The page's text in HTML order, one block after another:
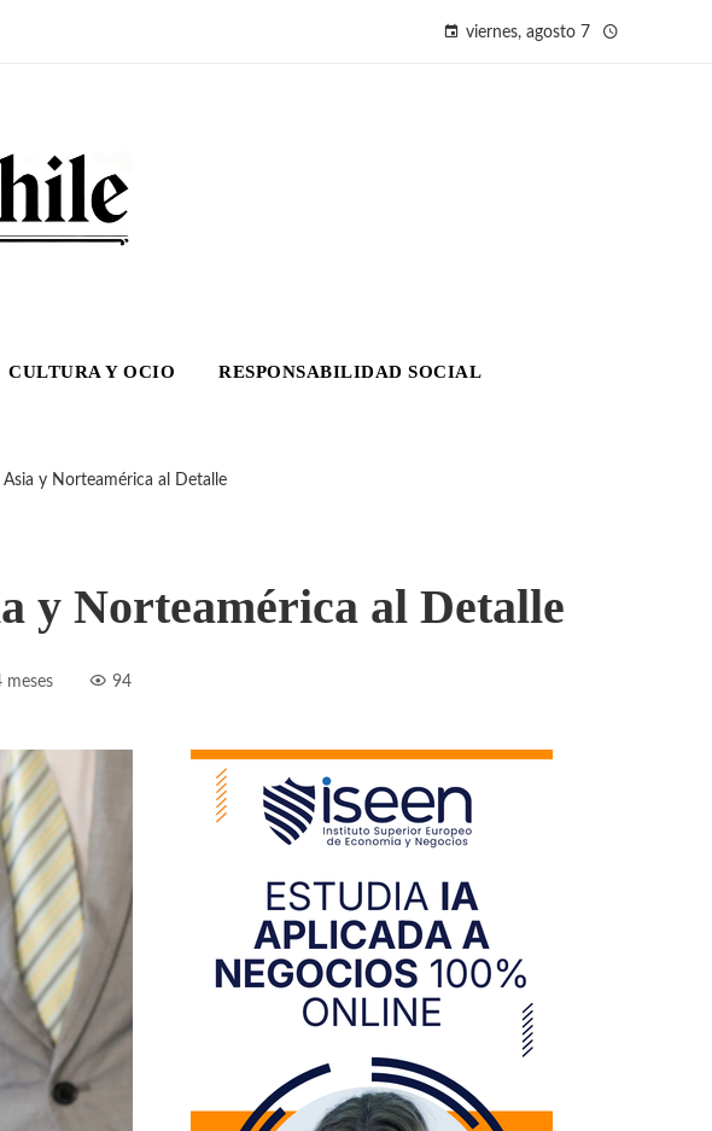
viernes, agosto 7
CULTURA Y OCIO RESPONSABILIDAD SOCIAL
Asia y Norteamérica al Detalle
y Norteamérica al Detalle
meses 94